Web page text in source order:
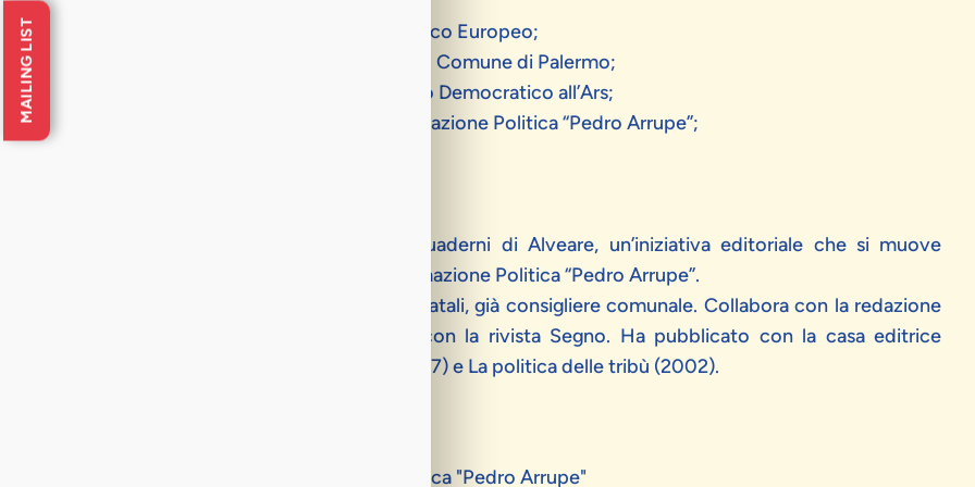
, editore Istituto Poligrafico Europeo;
, assessore all’Urbanistica del Comune di Palermo;
, capogruppo del Partito Democratico all’Ars;
, direttore dell’Istituto di Formazione Politica “Pedro Arrupe”;
I Quaderni di Alveare, un’iniziativa editoriale che si muove
nell’ambito delle attività dell’Istituto di Formazione Politica “Pedro Arrupe”.
Già ordinario di storia e filosofia nei licei statali, già consigliere comunale. Collabora con la redazione
e con la rivista Segno. Ha pubblicato con la casa editrice
(1977) e La politica delle tribù (2002).
Aula magna dell’Istituto di Formazione Politica "Pedro Arrupe"
MAILING LIST